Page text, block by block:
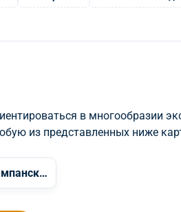
в многообразии
из представленных ниже
Завод шампанских вин Новый Свет